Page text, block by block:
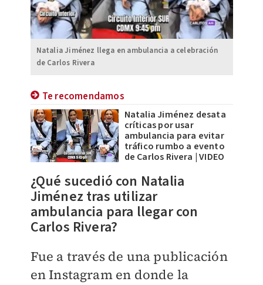
Natalia Jiménez llega en ambulancia a celebración
de Carlos Rivera
Te recomendamos
Natalia Jiménez desata
críticas por usar
ambulancia para evitar
tráfico rumbo a evento
de Carlos Rivera | VIDEO
¿Qué sucedió con Natalia
Jiménez tras utilizar
ambulancia para llegar con
Carlos Rivera?
Fue a través de una publicación
en Instagram en donde la